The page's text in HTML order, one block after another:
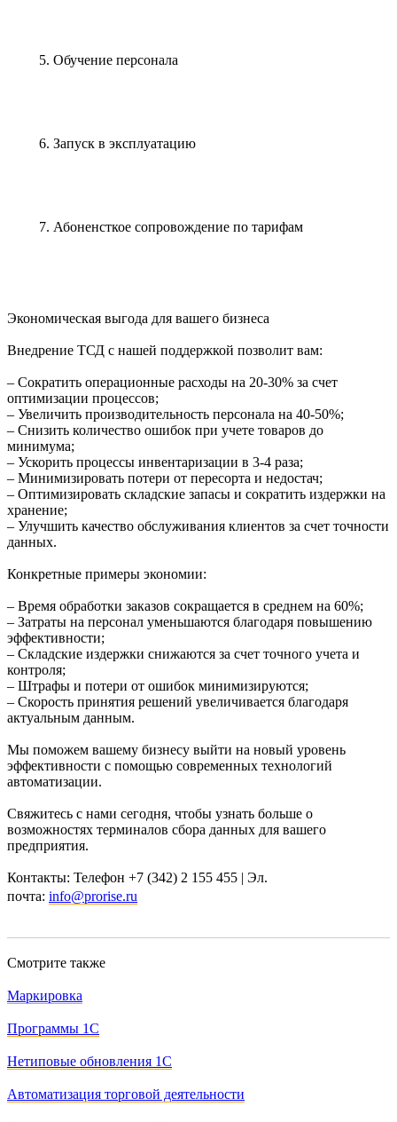
5. Обучение персонала
6. Запуск в эксплуатацию
7. Абоненсткое сопровождение по тарифам
Экономическая выгода для вашего бизнеса
Внедрение ТСД с нашей поддержкой позволит вам:
– Сократить операционные расходы на 20-30% за счет
оптимизации процессов;
– Увеличить производительность персонала на 40-50%;
– Снизить количество ошибок при учете товаров до
минимума;
– Ускорить процессы инвентаризации в 3-4 раза;
– Минимизировать потери от пересорта и недостач;
– Оптимизировать складские запасы и сократить издержки на
хранение;
– Улучшить качество обслуживания клиентов за счет точности
данных.
Конкретные примеры экономии:
– Время обработки заказов сокращается в среднем на 60%;
– Затраты на персонал уменьшаются благодаря повышению
эффективности;
– Складские издержки снижаются за счет точного учета и
контроля;
– Штрафы и потери от ошибок минимизируются;
– Скорость принятия решений увеличивается благодаря
актуальным данным.
Мы поможем вашему бизнесу выйти на новый уровень
эффективности с помощью современных технологий
автоматизации.
Свяжитесь с нами сегодня, чтобы узнать больше о
возможностях терминалов сбора данных для вашего
предприятия.
Контакты: Телефон +7 (342) 2 155 455 | Эл.
почта: info@prorise.ru
Смотрите также
Маркировка
Программы 1С
Нетиповые обновления 1С
Автоматизация торговой деятельности